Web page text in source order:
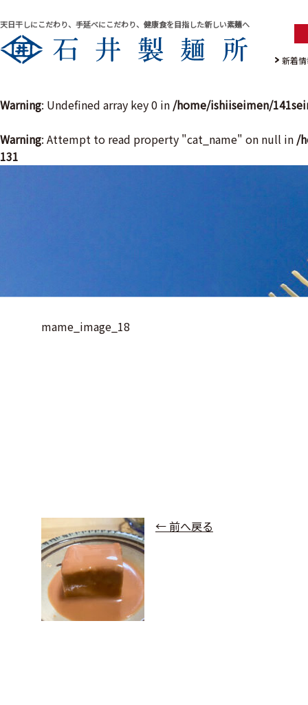
天日干しにこだわり、手延べにこだわり、健康食を目指した新しい素麺へ
新着
Warning: Undefined array key 0 in /home/ishiiseimen/
Warning: Attempt to read property "cat_name" on null in /
131
mame_image_18
← 前へ戻る